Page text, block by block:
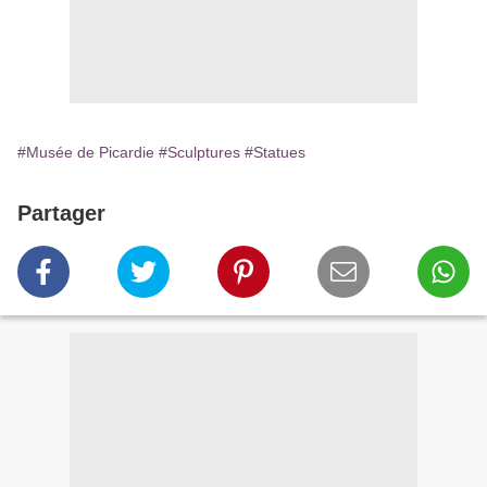
#Musée de Picardie #Sculptures #Statues
Partager